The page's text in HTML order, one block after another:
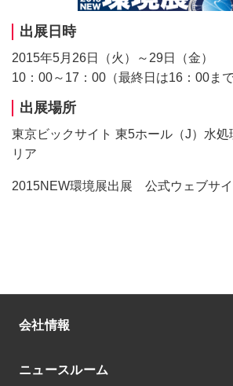
出展日時
2015年5月26日（火）～29日（金）
10：00～17：00（最終日は16：00まで
出展場所
東京ビックサイト 東5ホール（J）水処
リア
2015NEW環境展出展 公式ウェブサイ
会社情報
会社概要
ニュースルーム